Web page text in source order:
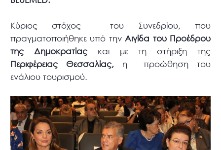
Κύριος στόχος του Συνεδρίου, που
πραγματοποιήθηκε υπό την Αιγίδα του Προέδρου
της Δημοκρατίαςκαι με τη στήριξη της
Περιφέρειας Θεσσαλίας,η προώθηση του
ενάλιου τουρισμού.